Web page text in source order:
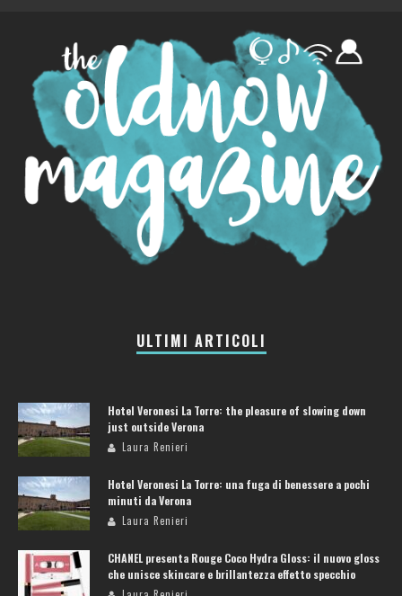
ULTIMI ARTICOLI
Hotel Veronesi La Torre: the pleasure of slowing down
just outside Verona
Laura Renieri
Hotel Veronesi La Torre: una fuga di benessere a pochi
minuti da Verona
Laura Renieri
CHANEL presenta Rouge Coco Hydra Gloss: il nuovo gloss
che unisce skincare e brillantezza effetto specchio